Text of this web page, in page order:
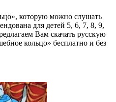
которую можно слушать
для детей 5, 6, 7, 8, 9,
Вам скачать русскую
кольцо» бесплатно и без